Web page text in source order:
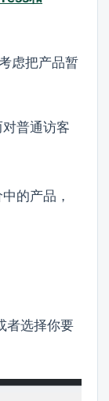
虑把产品暂
普通访客
的产品，
者选择你要